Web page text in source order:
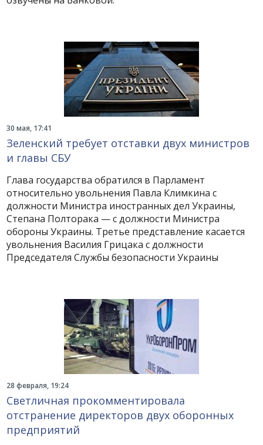
30 мая, 17:41
Зеленский требует отставки двух министров
и главы СБУ
Глава государства обратился в Парламент
относительно увольнения Павла Климкина с
должности Министра иностранных дел Украины,
Степана Полторака — с должности Министра
обороны Украины. Третье представление касается
увольнения Василия Грицака с должности
Председателя Службы безопасности Украины
28 февраля, 19:24
Светличная прокомментировала
отстранение директоров двух оборонных
предприятий